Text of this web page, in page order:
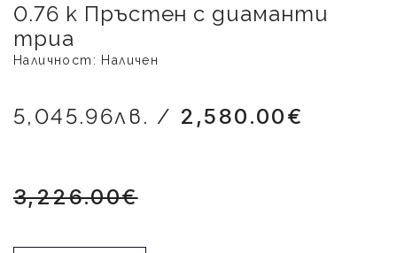
0.76 к Пръстен с диаманти
триа
Наличност: Наличен
5,045.96лв. / 2,580.00€
3,226.00€